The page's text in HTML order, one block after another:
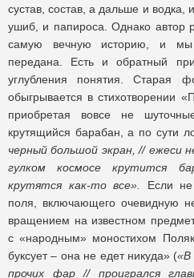
сустав, состав, а дальше и водка,
ушиб, и папироса. Однако автор
самую вечную историю, и
передана. Есть и обратный
углубления понятия. Старая
обыгрывается в стихотворении
приобретая вовсе не
крутящийся барабан, а по сути
черный большой экран, // ежеси
гулком космосе крутится
крутятся как-то все». Если не
поля, включающего очевидную
вращением на известном
с «народным» моностихом
буксует – она не едет никуда» («В
прочих фар // проигрался